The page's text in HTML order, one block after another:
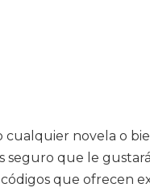
novela o
que le
que ofrecen